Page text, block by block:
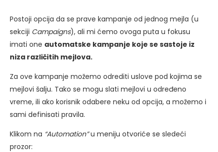
Postoji opcija da se prave kampanje od jednog mejla (u
sekciji Campaigns), ali mi ćemo ovoga puta u fokusu
imati one automatske kampanje koje se sastoje iz
niza različitih mejlova.
Za ove kampanje možemo odrediti uslove pod kojima se
mejlovi šalju. Tako se mogu slati mejlovi u određeno
vreme, ili ako korisnik odabere neku od opcija, a možemo i
sami definisati pravila.
Klikom na “Automation”u meniju otvoriće se sledeći
prozor: